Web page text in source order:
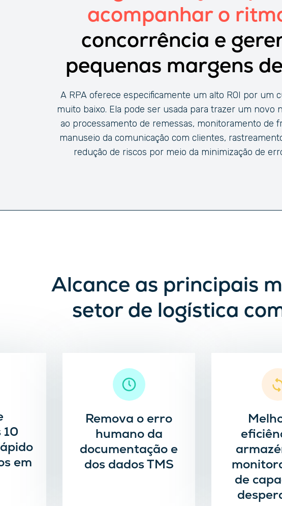
acompanhar o
concorrência e
pequenas margens
A RPA oferece especificamente um alto ROI por um
muito baixo. Ela pode ser usada para trazer um novo
ao processamento de remessas, monitoramento de
manuseio da comunicação com clientes,
redução de riscos por meio da minimização de
Alcance as principais
setor de logística
10
em
Remova o erro
humano da
documentação e
dos dados TMS
de